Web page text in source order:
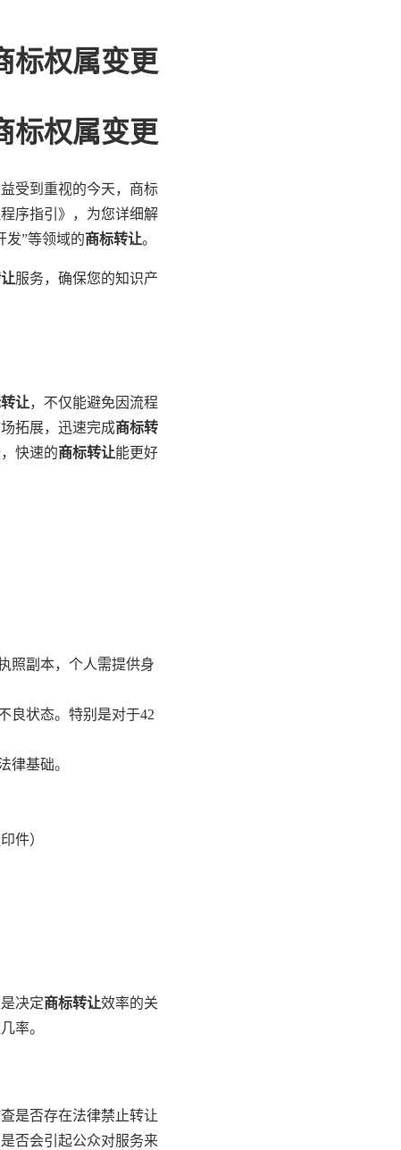
标权属变更
标权属变更
受到重视的今天，商标
序指引》，为您详细解
发”等领域的商标转让。
服务，确保您的知识产
让，不仅能避免因流程
拓展，迅速完成商标转
快速的商标转让能更好
照副本，个人需提供身
良状态。特别是对于42
律基础。
件）
决定商标转让效率的关
率。
是否存在法律禁止转让
否会引起公众对服务来